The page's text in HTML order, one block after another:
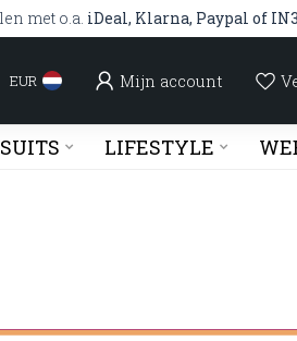
met o.a. iDeal, Klarna, Paypal of IN3
EUR Mijn account
LIFESTYLE